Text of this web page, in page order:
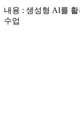
내용 : 생성형 AI를
수업